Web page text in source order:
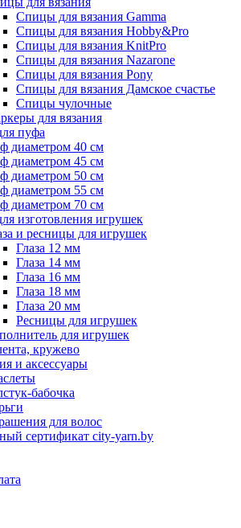
Спицы для вязания Gamma
Спицы для вязания Hobby&Pro
Спицы для вязания KnitPro
Спицы для вязания Nazarone
Спицы для вязания Pony
Спицы для вязания Дамское счастье
Спицы чулочные
для вязания
пуфа
диаметром 40 см
диаметром 45 см
диаметром 50 см
диаметром 55 см
диаметром 70 см
изготовления игрушек
и ресницы для игрушек
Глаза 12 мм
Глаза 14 мм
Глаза 16 мм
Глаза 18 мм
Глаза 20 мм
Ресницы для игрушек
для игрушек
кружево
и аксессуары
бабочка
для волос
сертификат city-yarn.by